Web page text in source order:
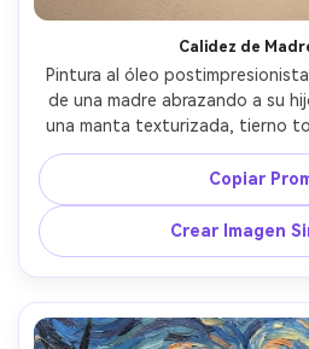
Calidez de
Pintura al óleo
de una madre abrazando a su
una manta texturizada, tierno
con campos de color
brillante, contornos audaces,
tela, paleta dorada y verde
calidez emocional,
calidad de obra maestra, lente
de campo, luz
Copiar
Crear Imagen
Crea
ilimitadas.
Empieza